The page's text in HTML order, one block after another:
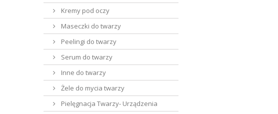
Kremy pod oczy
Maseczki do twarzy
Peelingi do twarzy
Serum do twarzy
Inne do twarzy
Żele do mycia twarzy
Pielęgnacja Twarzy- Urządzenia